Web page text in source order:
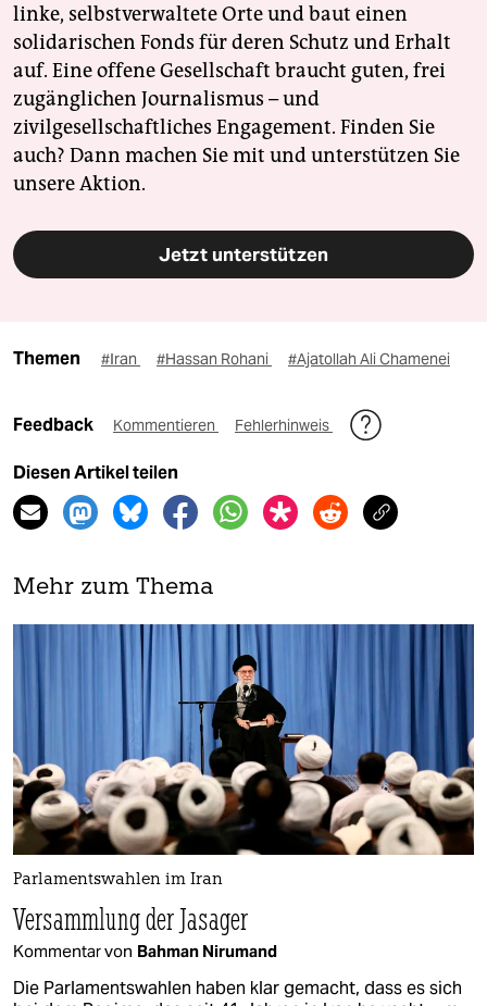
linke, selbstverwaltete Orte und baut einen
solidarischen Fonds für deren Schutz und Erhalt
auf. Eine offene Gesellschaft braucht guten, frei
zugänglichen Journalismus – und
zivilgesellschaftliches Engagement. Finden Sie
auch? Dann machen Sie mit und unterstützen Sie
unsere Aktion.
Jetzt unterstützen
Themen #Iran #Hassan Rohani #Ajatollah Ali Chamenei
Feedback Kommentieren Fehlerhinweis
Diesen Artikel teilen
Mehr zum Thema
Parlamentswahlen im Iran
Versammlung der Jasager
Kommentar von Bahman Nirumand
Die Parlamentswahlen haben klar gemacht, dass es sich